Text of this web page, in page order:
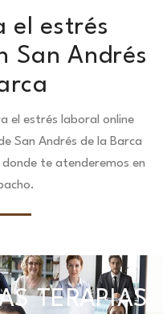
el estrés
San Andrés
el estrés laboral online
San Andrés de la Barca
te atenderemos en
TERAPIAS